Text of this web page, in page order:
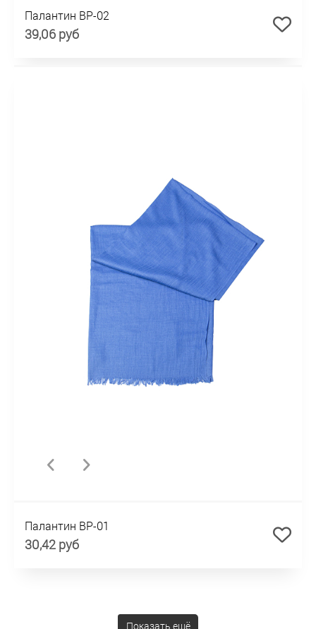
Палантин BP-02
39,06 руб
Палантин BP-01
30,42 руб
Показать ещё